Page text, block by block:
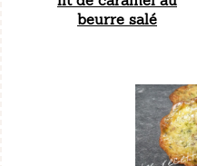
beurre salé